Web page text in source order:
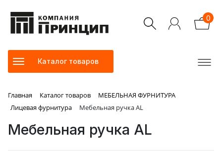
0
Каталог товаров
Главная Каталог товаров
МЕБЕЛЬНАЯ ФУРНИТУРА
Лицевая фурнитура
Мебельная ручка AL
Мебельная ручка AL